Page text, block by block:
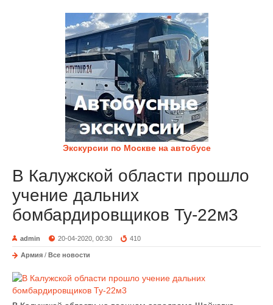
Экскурсии по Москве на автобусе
В Калужской области прошло
учение дальних
бомбардировщиков Ту-22м3
admin 20-04-2020, 00:30 410
Армия / Все новости